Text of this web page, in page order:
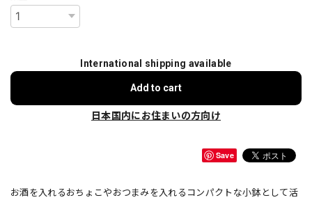
International shipping available
Add to cart
日本国内にお住まいの方向け
Save
お酒を入れるおちょこやおつまみを入れるコンパクトな小鉢として活